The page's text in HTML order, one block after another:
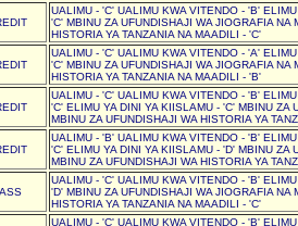
UALIMU - 'C' UALIMU KWA VITENDO - 'B'
'C' MBINU ZA UFUNDISHAJI WA JIOGRAFIA NA
HISTORIA YA TANZANIA NA MAADILI - 'C'
UALIMU - 'C' UALIMU KWA VITENDO - 'A'
'C' MBINU ZA UFUNDISHAJI WA JIOGRAFIA NA
HISTORIA YA TANZANIA NA MAADILI - 'B'
UALIMU - 'C' UALIMU KWA VITENDO - 'B'
'C' ELIMU YA DINI YA KIISLAMU - 'C' MBINU ZA
MBINU ZA UFUNDISHAJI WA HISTORIA YA
UALIMU - 'B' UALIMU KWA VITENDO - 'B'
'C' ELIMU YA DINI YA KIISLAMU - 'D' MBINU ZA
MBINU ZA UFUNDISHAJI WA HISTORIA YA
UALIMU - 'C' UALIMU KWA VITENDO - 'B'
'D' MBINU ZA UFUNDISHAJI WA JIOGRAFIA NA
HISTORIA YA TANZANIA NA MAADILI - 'C'
UALIMU - 'C' UALIMU KWA VITENDO - 'B'